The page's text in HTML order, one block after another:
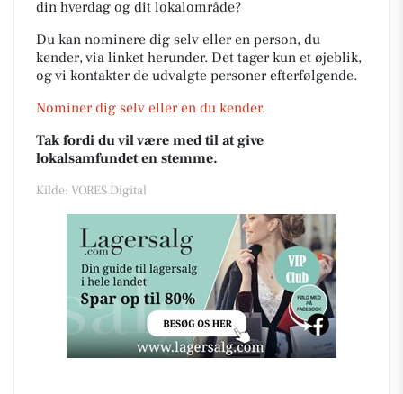
din hverdag og dit lokalområde?
Du kan nominere dig selv eller en person, du
kender, via linket herunder. Det tager kun et øjeblik,
og vi kontakter de udvalgte personer efterfølgende.
Nominer dig selv eller en du kender.
Tak fordi du vil være med til at give
lokalsamfundet en stemme.
Kilde: VORES Digital